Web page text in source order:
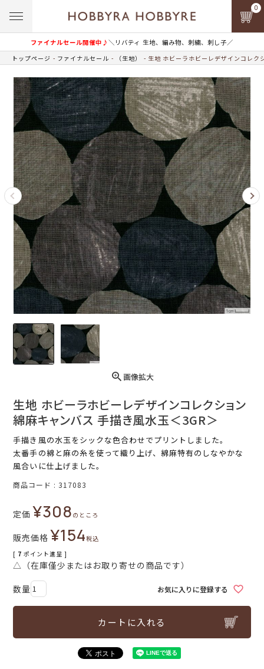
ファイナルセール開催中♪＼リバティ 生地、編み物、刺繍、刺し子／
0
トップページ ファイナルセール （生地） 生地 ホビーラホビーレデザインコレ
画像拡大
生地 ホビーラホビーレデザインコレクション
綿麻キャンバス 手描き風水玉＜3GR＞
手描き風の水玉をシックな色合わせでプリントしました。
太番手の綿と麻の糸を使って織り上げ、綿麻特有のしなやかな
風合いに仕上げました。
商品コード 317083
定価 ¥308 のところ
販売価格 ¥154税込
[ 7 ポイント進呈 ]
△（在庫僅少またはお取り寄せの商品です）
お気に入りに登録する
カートに入れる